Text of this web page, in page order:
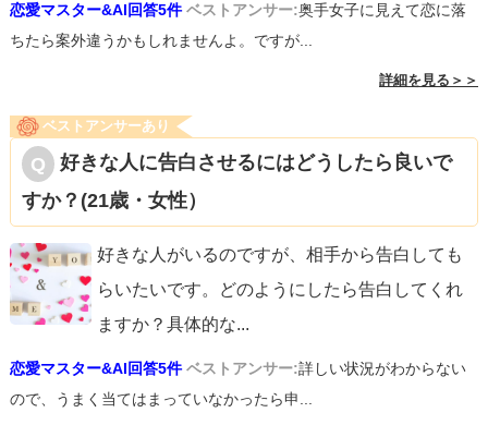
恋愛マスター&AI回答5件 ベストアンサー:奥手女子に見えて恋に落
ちたら案外違うかもしれませんよ。ですが...
詳細を見る＞＞
ベストアンサーあり
好きな人に告白させるにはどうしたら良いで
すか？(21歳・女性）
好きな人がいるのですが、相手から告白しても
らいたいです。どのようにしたら告白してくれ
ますか？具体的な...
恋愛マスター&AI回答5件 ベストアンサー:詳しい状況がわからない
ので、うまく当てはまっていなかったら申...